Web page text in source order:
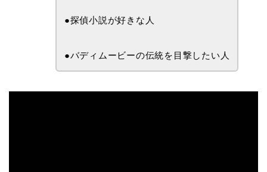
●探偵小説が好きな人
●バディムービーの伝統を目撃したい人